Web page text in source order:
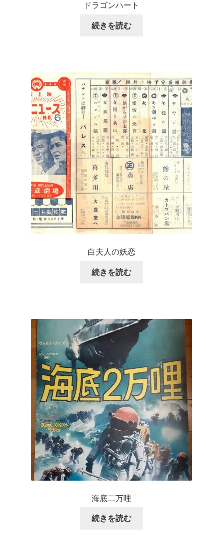
ドラゴンハート
続きを読む
白夫人の妖恋
続きを読む
海底二万哩
続きを読む